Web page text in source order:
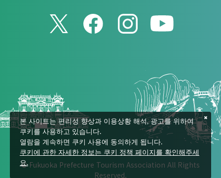
© Fukuoka Prefecture Tourism Association All Rights
Reserved.
본 사이트는 편리성 향상과 이용상황 해석, 광고를 위하여
쿠키를 사용하고 있습니다.
열람을 계속하면 쿠키 사용에 동의하게 됩니다.
쿠키에 관한 자세한 정보는 쿠키 정책 페이지를 확인해주세
요.